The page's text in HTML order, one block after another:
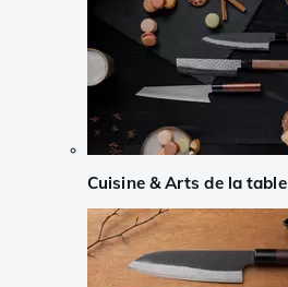
Cuisine & Arts de la table